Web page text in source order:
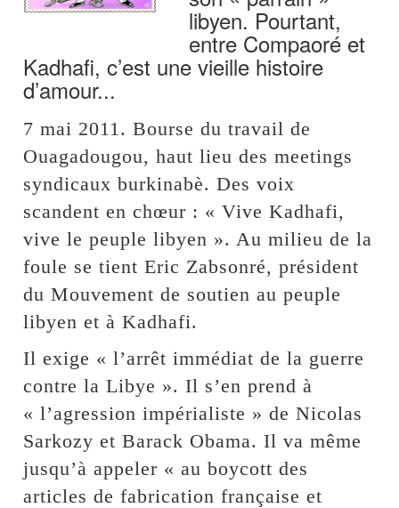
libyen. Pourtant,
entre Compaoré et
Kadhafi, c’est une vieille histoire
d’amour...
7 mai 2011. Bourse du travail de
Ouagadougou, haut lieu des meetings
syndicaux burkinabè. Des voix
scandent en chœur : « Vive Kadhafi,
vive le peuple libyen ». Au milieu de la
foule se tient Eric Zabsonré, président
du Mouvement de soutien au peuple
libyen et à Kadhafi.
Il exige « l’arrêt immédiat de la guerre
contre la Libye ». Il s’en prend à
« l’agression impérialiste » de Nicolas
Sarkozy et Barack Obama. Il va même
jusqu’à appeler « au boycott des
articles de fabrication française et